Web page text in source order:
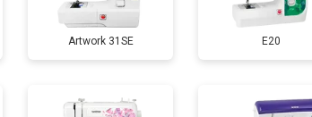
Artwork 31SE E20